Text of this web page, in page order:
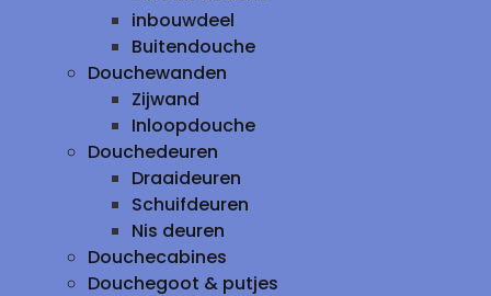
inbouwdeel
Buitendouche
Douchewanden
Zijwand
Inloopdouche
Douchedeuren
Draaideuren
Schuifdeuren
Nis deuren
Douchecabines
Douchegoot & putjes